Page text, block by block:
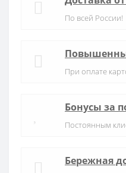
По всей России!
При оплате
Бонусы за
Постоянным
Бережная